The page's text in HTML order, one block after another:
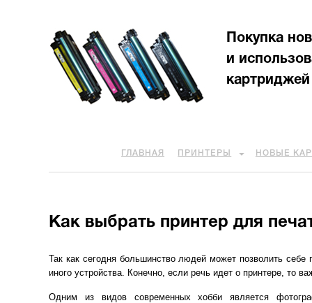
Покупка
и
картриджей
ГЛАВНАЯ ПРИНТЕРЫ НОВЫЕ
Как выбрать принтер для
Так как сегодня большинство людей может позволить себе
иного устройства. Конечно, если речь идет о принтере, то
Одним из видов современных хобби является